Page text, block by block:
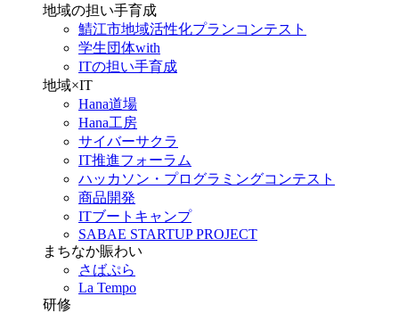
地域の担い手育成
鯖江市地域活性化プランコンテスト
学生団体with
ITの担い手育成
地域×IT
Hana道場
Hana工房
サイバーサクラ
IT推進フォーラム
ハッカソン・プログラミングコンテスト
商品開発
ITブートキャンプ
SABAE STARTUP PROJECT
まちなか賑わい
さばぷら
La Tempo
研修